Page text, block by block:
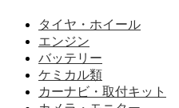
タイヤ・ホイール
エンジン
バッテリー
ケミカル類
カーナビ・取付キット